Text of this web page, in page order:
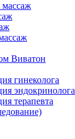
Виватон
гинеколога
эндокринолога
терапевта